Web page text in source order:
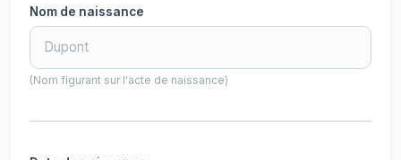
Nom de naissance
(Nom figurant sur l'acte de naissance)